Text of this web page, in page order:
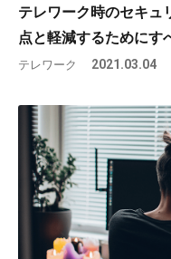
テレワーク時のセキュ
点と軽減するためにす
テレワーク 2021.03.04